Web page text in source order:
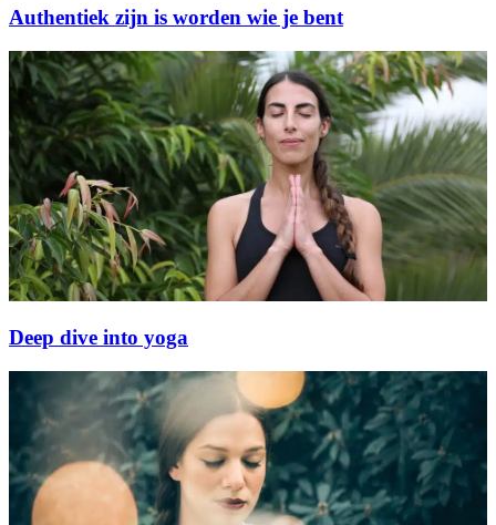
Authentiek zijn is worden wie je bent
Deep dive into yoga